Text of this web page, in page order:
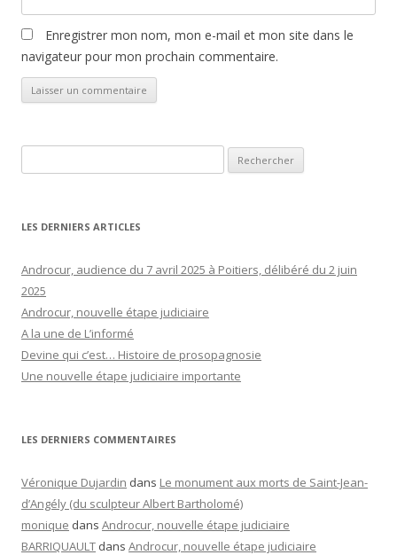
Enregistrer mon nom, mon e-mail et mon site dans le
navigateur pour mon prochain commentaire.
LES DERNIERS ARTICLES
Androcur, audience du 7 avril 2025 à Poitiers, délibéré du 2 juin
2025
Androcur, nouvelle étape judiciaire
A la une de L’informé
Devine qui c’est… Histoire de prosopagnosie
Une nouvelle étape judiciaire importante
LES DERNIERS COMMENTAIRES
Véronique Dujardin dans Le monument aux morts de Saint-Jean-
d’Angély (du sculpteur Albert Bartholomé)
monique dans Androcur, nouvelle étape judiciaire
BARRIQUAULT dans Androcur, nouvelle étape judiciaire